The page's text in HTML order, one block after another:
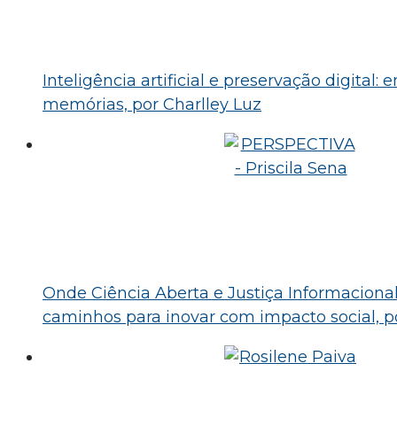
Inteligência artificial e preservação digital:
memórias, por Charlley Luz
Onde Ciência Aberta e Justiça
caminhos para inovar com impacto social,